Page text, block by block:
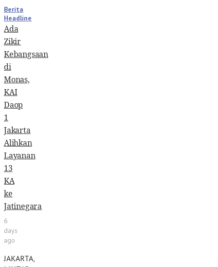
Berita
Headline
Ada
Zikir
Kebangsaan
di
Monas,
KAI
Daop
1
Jakarta
Alihkan
Layanan
13
KA
ke
Jatinegara
6
days
ago
JAKARTA,